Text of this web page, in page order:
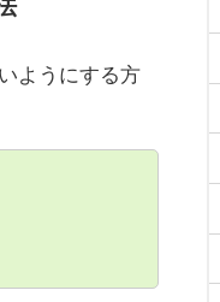
ようにする方